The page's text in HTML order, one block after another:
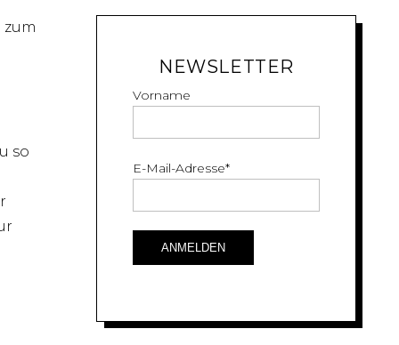
so
NEWSLETTER
Vorname
E-Mail-Adresse*